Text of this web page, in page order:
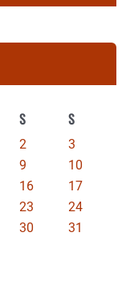
S S
2
3
9
10
16
17
23
24
30
31